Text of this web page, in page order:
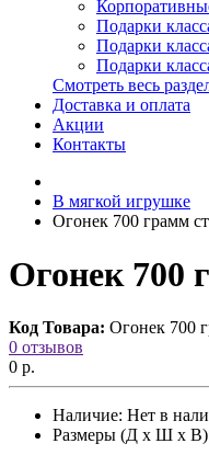
Подарки
Подарки
Подарки
Смотреть весь
Доставка и оплата
Акции
Контакты
В мягкой игрушке
Огонек 700 грамм
Огонек 700
Код Товара: Огонек 700
0 отзывов
0 р.
Наличие: Нет в
Размеры (Д х Ш х